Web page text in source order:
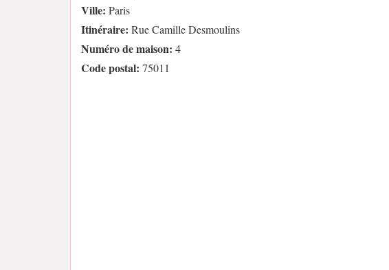
Ville: Paris
Itinéraire: Rue Camille Desmoulins
Numéro de maison: 4
Code postal: 75011